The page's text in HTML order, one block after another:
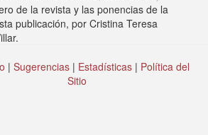
de la revista y las ponencias de la
publicación, por Cristina Teresa
| Sugerencias | Estadísticas | Política del
Sitio